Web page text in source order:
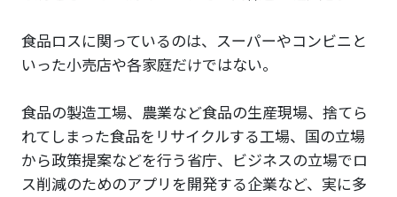
食品ロスに関っているのは、スーパーやコンビニと
いった小売店や各家庭だけではない。
食品の製造工場、農業など食品の生産現場、捨てら
れてしまった食品をリサイクルする工場、国の立場
から政策提案などを行う省庁、ビジネスの立場でロ
ス削減のためのアプリを開発する企業など、実に多